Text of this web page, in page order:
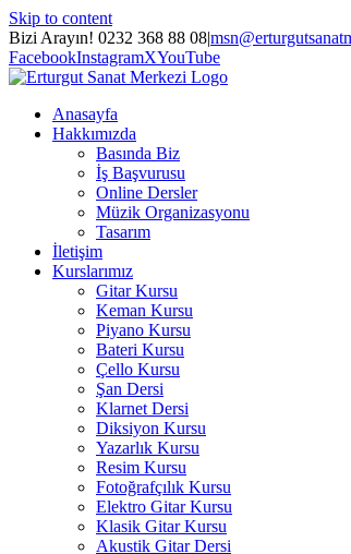
Skip to content
Bizi Arayın! 0232 368 88 08|
FacebookInstagramXYouTube
Anasayfa
Hakkımızda
Basında Biz
İş Başvurusu
Online Dersler
Müzik Organizasyonu
Tasarım
İletişim
Kurslarımız
Gitar Kursu
Keman Kursu
Piyano Kursu
Bateri Kursu
Çello Kursu
Şan Dersi
Klarnet Dersi
Diksiyon Kursu
Yazarlık Kursu
Resim Kursu
Fotoğrafçılık Kursu
Elektro Gitar Kursu
Klasik Gitar Kursu
Akustik Gitar Dersi